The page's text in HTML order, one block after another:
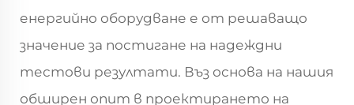
енергийно оборудване е от решаващо
значение за постигане на надеждни
тестови резултати. Въз основа на нашия
обширен опит в проектирането на